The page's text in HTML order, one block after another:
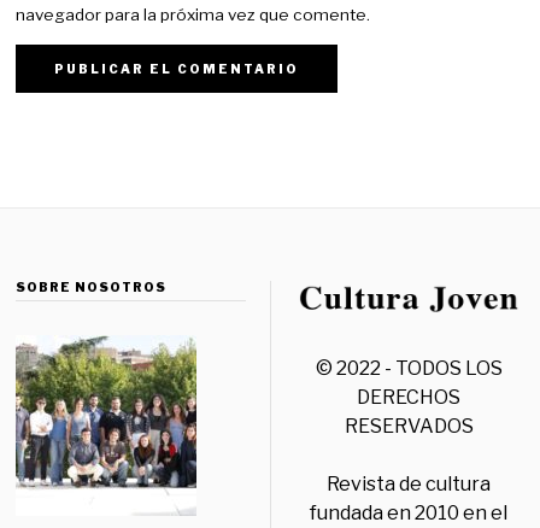
navegador para la próxima vez que comente.
SOBRE NOSOTROS
© 2022 - TODOS LOS
DERECHOS
RESERVADOS
Revista de cultura
fundada en 2010 en el